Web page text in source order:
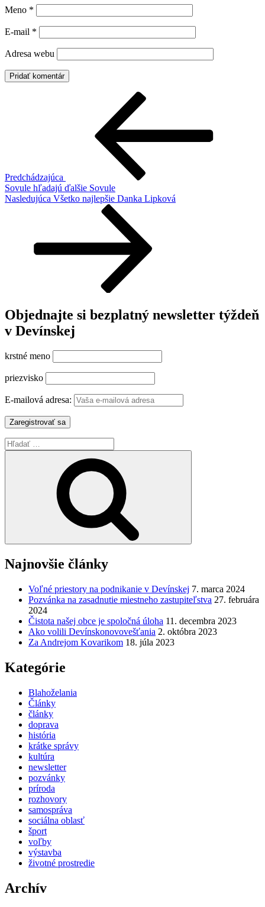
Meno *
E-mail *
Adresa webu
Predchádzajúca
Sovule hľadajú ďalšie Sovule
Ďalší
Nasledujúca Všetko najlepšie Danka Lipková
Objednajte si bezplatný newsletter týždeň
v Devínskej
krstné meno
priezvisko
E-mailová adresa:
Hľadať:
Najnovšie články
Voľné priestory na podnikanie v Devínskej 7. marca 2024
Pozvánka na zasadnutie miestneho zastupiteľstva 27. februára
2024
Čistota našej obce je spoločná úloha 11. decembra 2023
Ako volili Devínskonovovešťania 2. októbra 2023
Za Andrejom Kovarikom 18. júla 2023
Kategórie
Blahoželania
Články
články
doprava
história
krátke správy
kultúra
newsletter
pozvánky
príroda
rozhovory
samospráva
sociálna oblasť
šport
voľby
výstavba
životné prostredie
Archív